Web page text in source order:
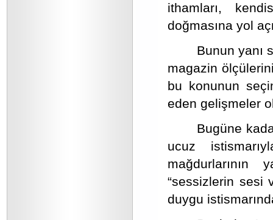
ithamları,
doğmasına yol
Bunun yanı
magazin ölçülerini
bu konunun
eden gelişmeler
Bugüne
ucuz
“sessizlerin sesi
duygu